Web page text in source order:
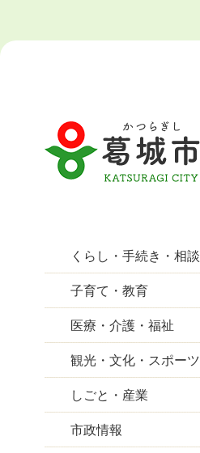
くらし・手続き・相談
子育て・教育
医療・介護・福祉
観光・文化・スポーツ
しごと・産業
市政情報